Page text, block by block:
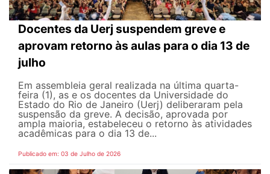
Docentes da Uerj suspendem greve e
aprovam retorno às aulas para o dia 13 de
julho
Em assembleia geral realizada na última quarta-
feira (1), as e os docentes da Universidade do
Estado do Rio de Janeiro (Uerj) deliberaram pela
suspensão da greve. A decisão, aprovada por
ampla maioria, estabeleceu o retorno às atividades
acadêmicas para o dia 13 de...
Publicado em: 03 de Julho de 2026